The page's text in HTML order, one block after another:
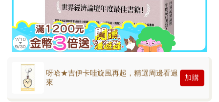
呀哈★吉伊卡哇旋風再起，精選周邊看過
來
加購